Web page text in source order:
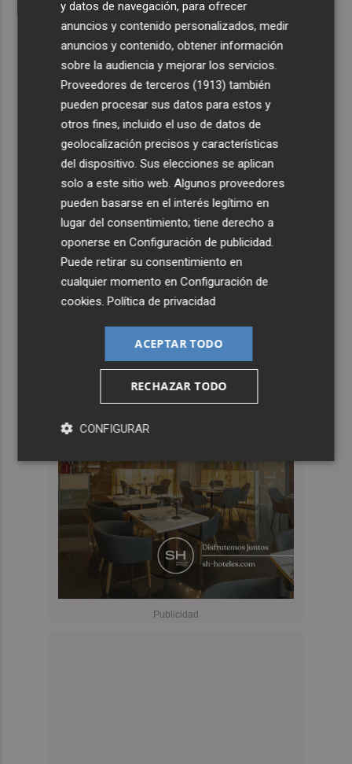
y datos de navegación, para ofrecer
anuncios y contenido personalizados, medir
anuncios y contenido, obtener información
sobre la audiencia y mejorar los servicios.
Proveedores de terceros (1913) también
pueden procesar sus datos para estos y
otros fines, incluido el uso de datos de
geolocalización precisos y características
del dispositivo. Sus elecciones se aplican
solo a este sitio web. Algunos proveedores
pueden basarse en el interés legítimo en
lugar del consentimiento; tiene derecho a
oponerse enConfiguración de publicidad
Puede retirar su consentimiento en
cualquier momento enConfiguración de
cookies .Política de privacidad
ACEPTAR TODO
RECHAZAR TODO
CONFIGURAR